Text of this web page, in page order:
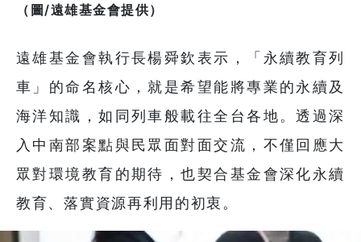
（圖/遠雄基金會提供）
遠雄基金會執行長楊舜欽表示，「永續教育列
車」的命名核心，就是希望能將專業的永續及
海洋知識，如同列車般載往全台各地。透過深
入中南部案點與民眾面對面交流，不僅回應大
眾對環境教育的期待，也契合基金會深化永續
教育、落實資源再利用的初衷。